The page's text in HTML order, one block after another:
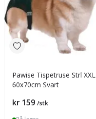
Pawise Tispetruse Strl XXL
60x70cm Svart
Pris
kr 159 /stk